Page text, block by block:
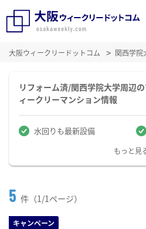
大阪ウィークリードットコム 関西学院
リフォーム済/関西学院大学周辺
ィークリーマンション情報
水回りも最新設備
もっと見
5 件（1/1ページ）
キャンペーン